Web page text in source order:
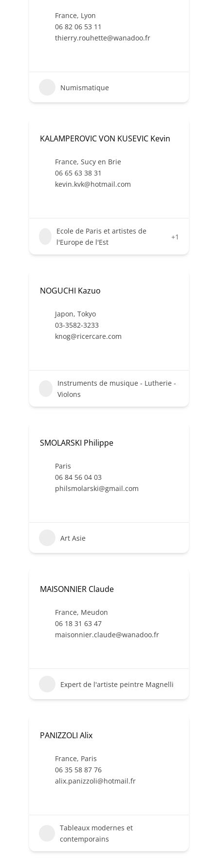
France, Lyon
06 82 06 53 11
thierry.rouhette@wanadoo.fr
Numismatique
KALAMPEROVIC VON KUSEVIC Kevin
France, Sucy en Brie
06 65 63 38 31
kevin.kvk@hotmail.com
Ecole de Paris et artistes de
l'Europe de l'Est
+1
NOGUCHI Kazuo
Japon, Tokyo
03-3582-3233
knog@ricercare.com
Instruments de musique - Lutherie -
Violons
SMOLARSKI Philippe
Paris
06 84 56 04 03
philsmolarski@gmail.com
Art Asie
MAISONNIER Claude
France, Meudon
06 18 31 63 47
maisonnier.claude@wanadoo.fr
Expert de l'artiste peintre Magnelli
PANIZZOLI Alix
France, Paris
06 35 58 87 76
alix.panizzoli@hotmail.fr
Tableaux modernes et
contemporains